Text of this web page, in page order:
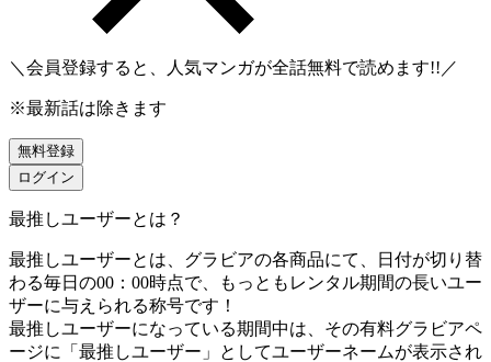
＼会員登録すると、人気マンガが全話無料で読めます!!／
※最新話は除きます
無料登録
ログイン
最推しユーザーとは？
最推しユーザーとは、グラビアの各商品にて、日付が切り替
わる毎日の00：00時点で、
もっともレンタル期間の長いユー
ザーに与えられる称号です！
最推しユーザーになっている期間中は、 その有料グラビアペ
ージに「最推しユーザー」としてユーザーネームが表示され